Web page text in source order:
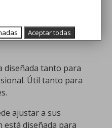
diseñada tanto para
Útil tanto para
ajustar a sus
está diseñada para
Aceptar todas